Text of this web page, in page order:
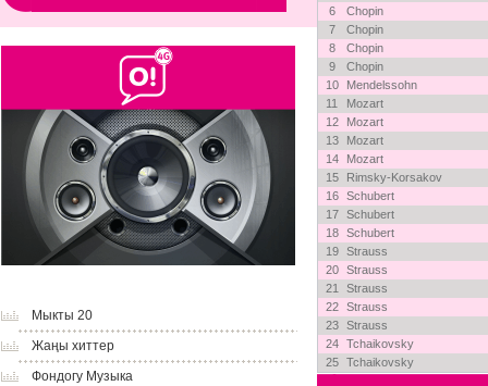
Мыкты 20
Жаңы хиттер
Фондогу Музыка
6
Chopin
7
Chopin
8
Chopin
9
Chopin
10
Mendelssohn
11
Mozart
12
Mozart
13
Mozart
14
Mozart
15
Rimsky-Korsakov
16
Schubert
17
Schubert
18
Schubert
19
Strauss
20
Strauss
21
Strauss
22
Strauss
23
Strauss
24
Tchaikovsky
25
Tchaikovsky